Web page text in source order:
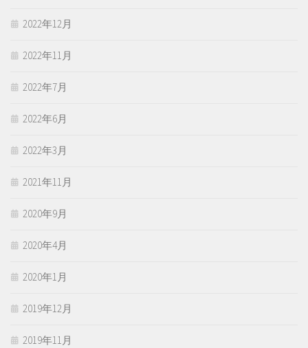
2022年12月
2022年11月
2022年7月
2022年6月
2022年3月
2021年11月
2020年9月
2020年4月
2020年1月
2019年12月
2019年11月